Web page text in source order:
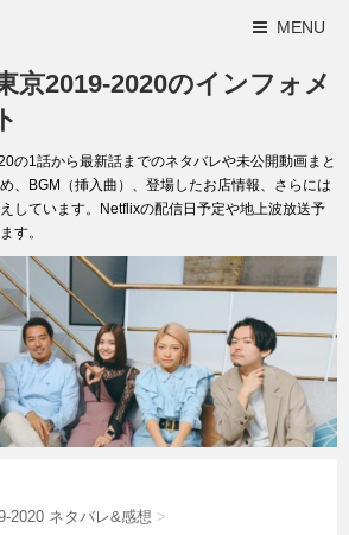
MENU
京2019-2020のインフォメ
の1話から最新話までのネタバレや未公開動画まと
、BGM（挿入曲）、登場したお店情報、さらには
しています。Netflixの配信日予定や地上波放送予
す。
2020 ネタバレ&感想 >